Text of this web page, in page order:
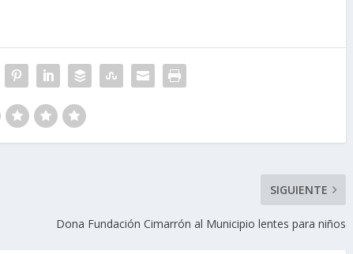
SIGUIENTE
Dona Fundación Cimarrón al Municipio lentes para niños